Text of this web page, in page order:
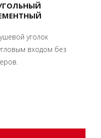
уголок
входом без